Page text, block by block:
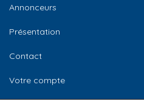
Annonceurs
Présentation
Contact
Votre compte